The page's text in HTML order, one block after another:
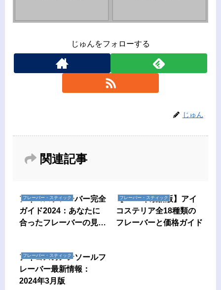
じゅんをフォローする
じゅん
関連記事
フレーバー・スティック
アイコスフレーバー完全
ガイド2024：あなたに
合ったフレーバーの見つ
フレーバー・スティック
【2024年最新版】アイ
コステリア全18種類の
フレーバーと価格ガイド
フレーバー・スティック
アイコスのメンソールフ
レーバー最新情報：
2024年3月版